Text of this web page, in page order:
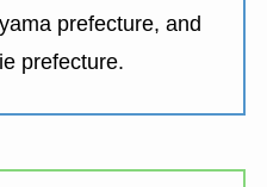
prefecture, and
prefecture.